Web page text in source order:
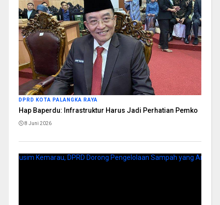
DPRD KOTA PALANGKA RAYA
Hap Baperdu: Infrastruktur Harus Jadi Perhatian Pemko
8 Juni 2026